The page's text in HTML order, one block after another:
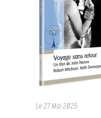
Le27 Mai 2025